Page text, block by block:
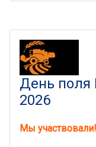
День поля
2026
Мы участвовали!